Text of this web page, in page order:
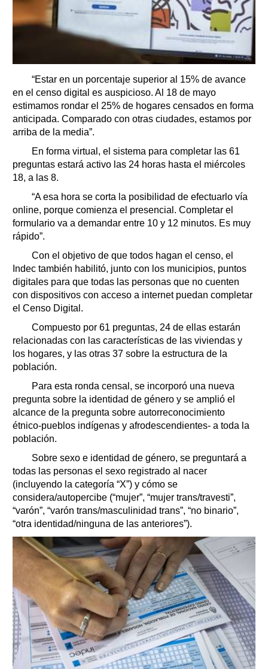
“Estar en un porcentaje superior al 15% de avance
en el censo digital es auspicioso. Al 18 de mayo
estimamos rondar el 25% de hogares censados en forma
anticipada. Comparado con otras ciudades, estamos por
arriba de la media”.
En forma virtual, el sistema para completar las 61
preguntas estará activo las 24 horas hasta el miércoles
18, a las 8.
“A esa hora se corta la posibilidad de efectuarlo vía
online, porque comienza el presencial. Completar el
formulario va a demandar entre 10 y 12 minutos. Es muy
rápido”.
Con el objetivo de que todos hagan el censo, el
Indec también habilitó, junto con los municipios, puntos
digitales para que todas las personas que no cuenten
con dispositivos con acceso a internet puedan completar
el Censo Digital.
Compuesto por 61 preguntas, 24 de ellas estarán
relacionadas con las características de las viviendas y
los hogares, y las otras 37 sobre la estructura de la
población.
Para esta ronda censal, se incorporó una nueva
pregunta sobre la identidad de género y se amplió el
alcance de la pregunta sobre autorreconocimiento
étnico-pueblos indígenas y afrodescendientes- a toda la
población.
Sobre sexo e identidad de género, se preguntará a
todas las personas el sexo registrado al nacer
(incluyendo la categoría “X”) y cómo se
considera/autopercibe (“mujer”, “mujer trans/travesti”,
“varón”, “varón trans/masculinidad trans”, “no binario”,
“otra identidad/ninguna de las anteriores”).